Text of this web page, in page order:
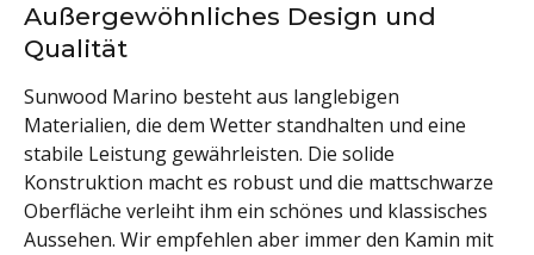
Außergewöhnliches Design und
Qualität
Sunwood Marino besteht aus langlebigen
Materialien, die dem Wetter standhalten und eine
stabile Leistung gewährleisten. Die solide
Konstruktion macht es robust und die mattschwarze
Oberfläche verleiht ihm ein schönes und klassisches
Aussehen. Wir empfehlen aber immer den Kamin mit